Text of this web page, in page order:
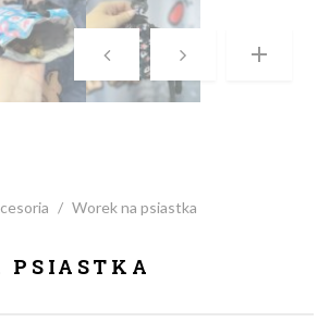
/ Worek na psiastka
PSIASTKA